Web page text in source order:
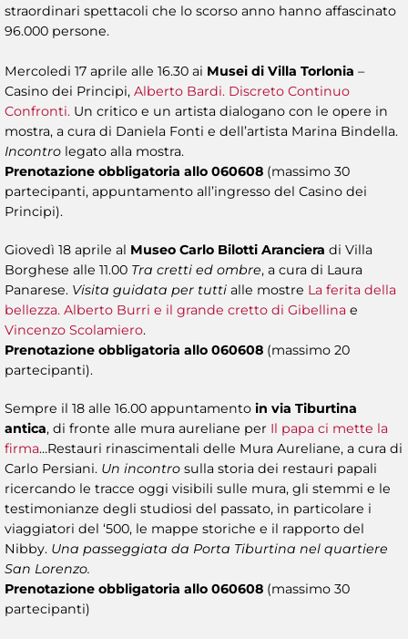
straordinari spettacoli che lo scorso anno hanno affascinato
96.000 persone.
Mercoledi 17 aprile alle 16.30 ai Musei di Villa Torlonia –
Casino dei Principi, Alberto Bardi. Discreto Continuo
Confronti. Un critico e un artista dialogano con le opere in
mostra, a cura di Daniela Fonti e dell’artista Marina Bindella.
Incontro legato alla mostra.
Prenotazione obbligatoria allo 060608 (massimo 30
partecipanti, appuntamento all’ingresso del Casino dei
Principi).
Giovedì 18 aprile al Museo Carlo Bilotti Aranciera di Villa
Borghese alle 11.00 Tra cretti ed ombre, a cura di Laura
Panarese. Visita guidata per tutti alle mostre La ferita della
bellezza. Alberto Burri e il grande cretto di Gibellina e
Vincenzo Scolamiero.
Prenotazione obbligatoria allo 060608 (massimo 20
partecipanti).
Sempre il 18 alle 16.00 appuntamento in via Tiburtina
antica, di fronte alle mura aureliane per Il papa ci mette la
firma…Restauri rinascimentali delle Mura Aureliane, a cura di
Carlo Persiani. Un incontro sulla storia dei restauri papali
ricercando le tracce oggi visibili sulle mura, gli stemmi e le
testimonianze degli studiosi del passato, in particolare i
viaggiatori del ‘500, le mappe storiche e il rapporto del
Nibby. Una passeggiata da Porta Tiburtina nel quartiere
San Lorenzo.
Prenotazione obbligatoria allo 060608 (massimo 30
partecipanti)